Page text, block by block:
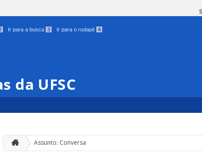
Ir para a busca 3 Ir para o rodapé 4
da UFSC
Assunto: Conversa